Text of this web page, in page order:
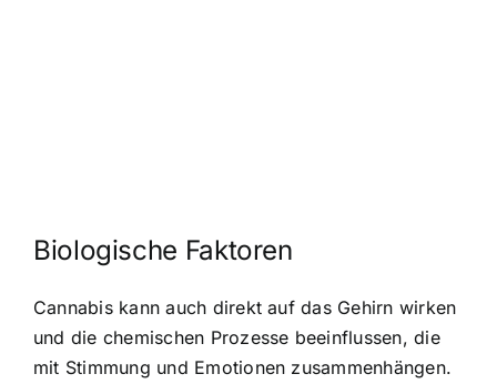
Biologische Faktoren
Cannabis kann auch direkt auf das Gehirn wirken
und die chemischen Prozesse beeinflussen, die
mit Stimmung und Emotionen zusammenhängen.